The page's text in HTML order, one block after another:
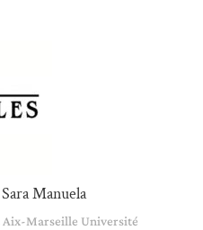
Manuela
Aix-Marseille Université